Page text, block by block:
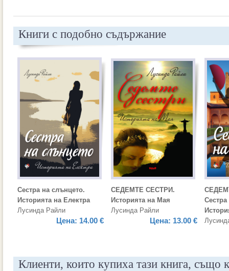
Книги с подобно съдържание
Сестра на слънцето.
Историята на Електра
Лусинда Райли
Цена: 14.00 €
СЕДЕМТЕ СЕСТРИ.
Историята на Мая
Лусинда Райли
Цена: 13.00 €
Сестра
Клиенти, които купиха тази книга, също